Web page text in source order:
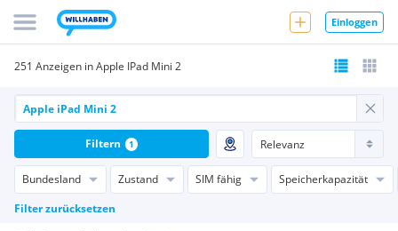
Einloggen
251 Anzeigen in Apple IPad Mini 2
Bundesland Zustand SIM fähig
Speicherkapazität
Filter zurücksetzen
Filtern 1